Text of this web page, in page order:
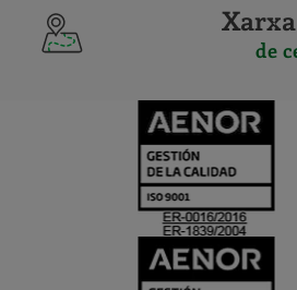
Xarxa
de